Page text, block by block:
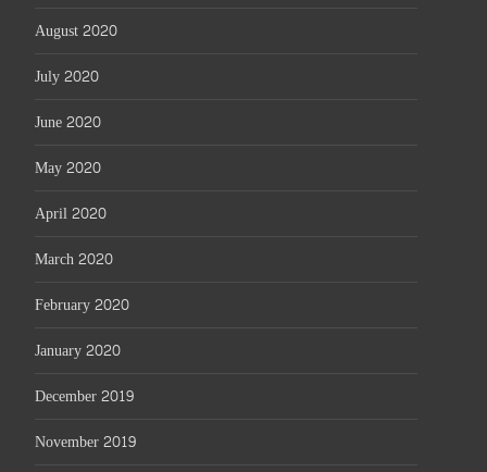
August 2020
July 2020
June 2020
May 2020
April 2020
March 2020
February 2020
January 2020
December 2019
November 2019